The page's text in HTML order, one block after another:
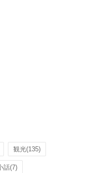
観光(135)
話(7)